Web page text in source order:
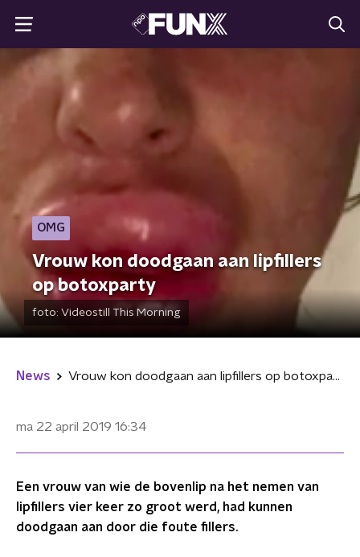
OMG
Vrouw kon doodgaan aan lipfillers
op botoxparty
foto: Videostill This Morning
News Vrouw kon doodgaan aan lipfillers op botoxparty
ma 22 april 2019 16:34
Een vrouw van wie de bovenlip na het nemen van
lipfillers vier keer zo groot werd, had kunnen
doodgaan aan door die foute fillers.